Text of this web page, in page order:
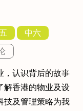
中六
，认识背后的故事
解香港的物业及设
技及管理策略为我